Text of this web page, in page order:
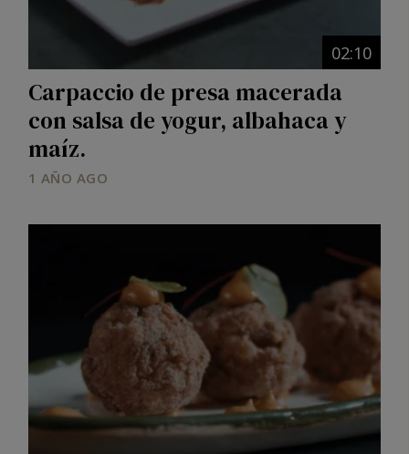
02:10
Carpaccio de presa macerada
con salsa de yogur, albahaca y
maíz.
1 AÑO AGO